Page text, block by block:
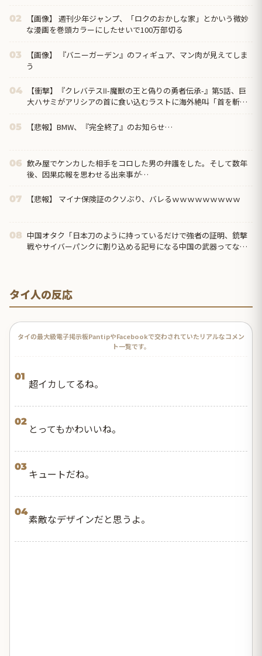
02
【画像】 週刊少年ジャンプ、「ロクのおかしな家」とかいう微妙
な漫画を巻頭カラーにしたせいで100万部切る
03
【画像】 『バニーガーデン』のフィギュア、マン肉が見えてしま
う
04
【衝撃】『クレバテスⅡ-魔獣の王と偽りの勇者伝承-』第5話、巨
大ハサミがアリシアの首に食い込むラストに海外絶叫「首を斬り
05 【悲報】BMW、『完全終了』のお知らせ…
06 飲み屋でケンカした相手をコロした男の弁護をした。そして数年
後、因果応報を思わせる出来事が…
07 【悲報】 マイナ保険証のクソぶり、バレるｗｗｗｗｗｗｗｗｗ
08 中国オタク「日本刀のように持っているだけで強者の証明、銃撃
戦やサイバーパンクに割り込める記号になる中国の武器ってなん
タイ人の反応
タイの最大級電子掲示板PantipやFacebookで交わされていたリアルなコメン
ト一覧です。
01
超イカしてるね。
02
とってもかわいいね。
03
キュートだね。
04
素敵なデザインだと思うよ。